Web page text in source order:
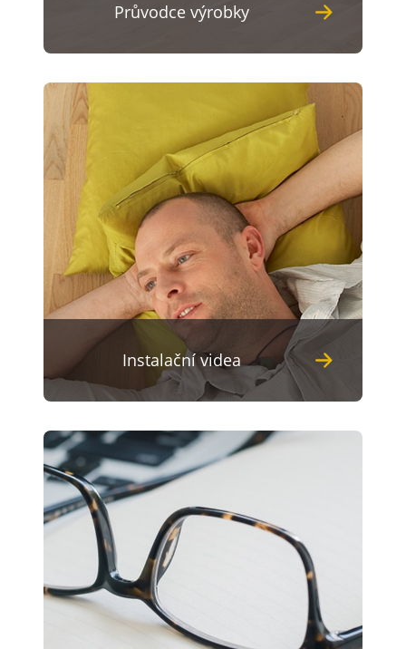
Průvodce výrobky
Instalační videa